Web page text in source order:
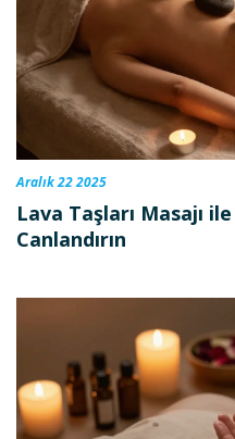
Aralık 22 2025
Lava Taşları Masajı
Canlandırın